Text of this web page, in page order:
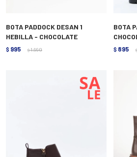
BOTA PADDOCK DESAN 1
HEBILLA - CHOCOLATE
$ 995 $ 1.990
BOTA
$ 895 $